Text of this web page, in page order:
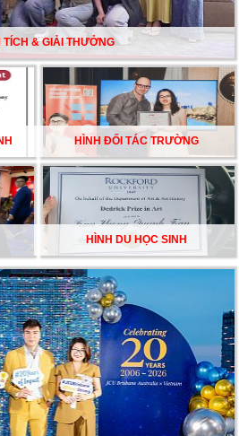
DU HỌC SINH NĂM 2026 – VÀ TẤT CẢ
LÝ DO!!
MƠ DU HỌC MỸ – BẮT ĐẦU TỪ NGÀY
DANH & SĂN HỌC BỔNG KỲ SPRING 2026
TÍCH & GIẢI THƯỞNG
HÌNH ĐỐI TÁC TRƯỜNG
HÌNH DU HỌC SINH